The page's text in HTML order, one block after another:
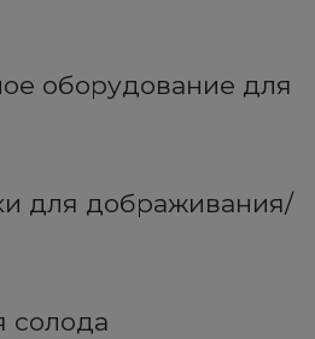
оборудование для
для дображивания/
солода